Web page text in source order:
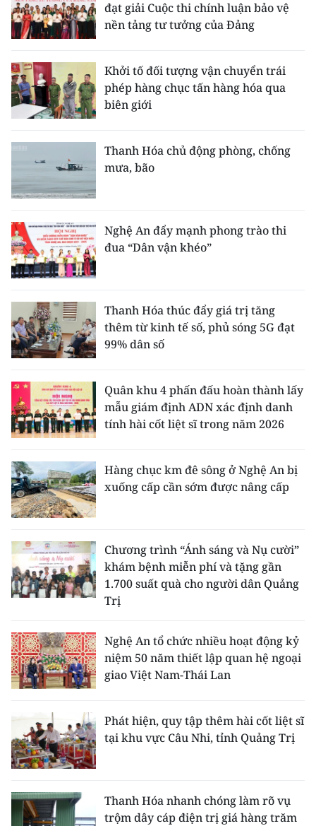
đạt giải Cuộc thi chính luận bảo vệ
nền tảng tư tưởng của Đảng
Khởi tố đối tượng vận chuyển trái
phép hàng chục tấn hàng hóa qua
biên giới
Thanh Hóa chủ động phòng, chống
mưa, bão
Nghệ An đẩy mạnh phong trào thi
đua “Dân vận khéo”
Thanh Hóa thúc đẩy giá trị tăng
thêm từ kinh tế số, phủ sóng 5G đạt
99% dân số
Quân khu 4 phấn đấu hoàn thành lấy
mẫu giám định ADN xác định danh
tính hài cốt liệt sĩ trong năm 2026
Hàng chục km đê sông ở Nghệ An bị
xuống cấp cần sớm được nâng cấp
Chương trình “Ánh sáng và Nụ cười”
khám bệnh miễn phí và tặng gần
1.700 suất quà cho người dân Quảng
Trị
Nghệ An tổ chức nhiều hoạt động kỷ
niệm 50 năm thiết lập quan hệ ngoại
giao Việt Nam-Thái Lan
Phát hiện, quy tập thêm hài cốt liệt sĩ
tại khu vực Câu Nhi, tỉnh Quảng Trị
Thanh Hóa nhanh chóng làm rõ vụ
trộm dây cáp điện trị giá hàng trăm